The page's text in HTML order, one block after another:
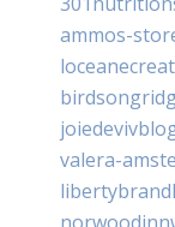
ammos-
valera-